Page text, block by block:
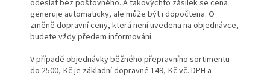
odeslat bez poštovného. A takovýchto zásilek se cena
generuje automaticky, ale může být i dopočtena. O
změně dopravní ceny, která není uvedena na objednávce,
budete vždy předem informováni.
V případě objednávky běžného přepravního sortimentu
do 2500,-Kč je základní dopravné 149,-Kč vč. DPH a